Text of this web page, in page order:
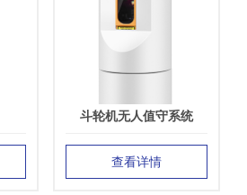
斗轮机无人值守系统
查看详情